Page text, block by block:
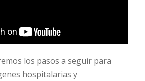
los pasos a seguir para
hospitalarias y